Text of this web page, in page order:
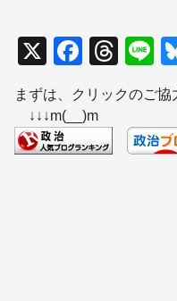
X
F
a
c
e
b
T
hr
e
a
d
Li
n
e
まずは、クリックのご
↓↓↓m(__)m